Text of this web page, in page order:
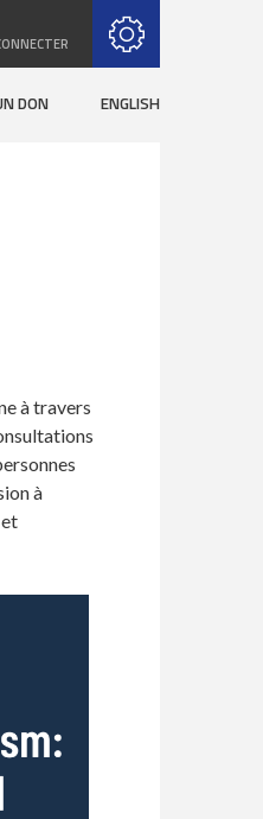
DON ENGLISH
à travers
à
S'inscrire avec RSS